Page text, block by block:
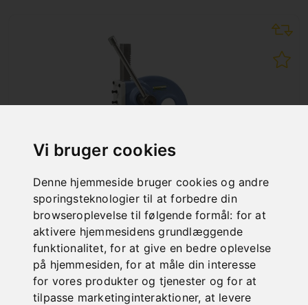
Vi bruger cookies
Denne hjemmeside bruger cookies og andre
sporingsteknologier til at forbedre din
browseroplevelse til følgende formål: for at
aktivere hjemmesidens grundlæggende
funktionalitet,for at give en bedre oplevelse
på hjemmesiden,for at måle din interesse
for vores produkter og tjenester og for at
tilpasse marketinginteraktioner, at levere
DP 5
Art. No. : 06-1015
1.000,80 €
incl. 20% VAT